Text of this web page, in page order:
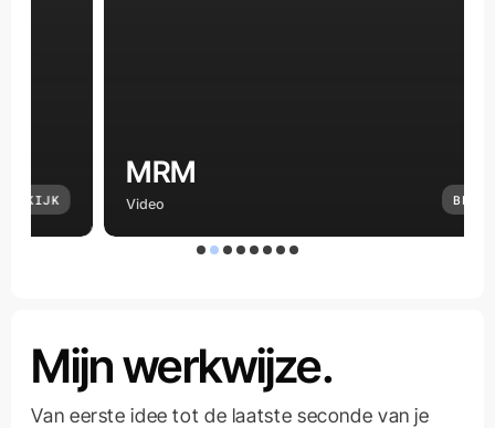
MRM
Video BEKIJK
Mijn werkwijze.
Van eerste idee tot de laatste seconde van je